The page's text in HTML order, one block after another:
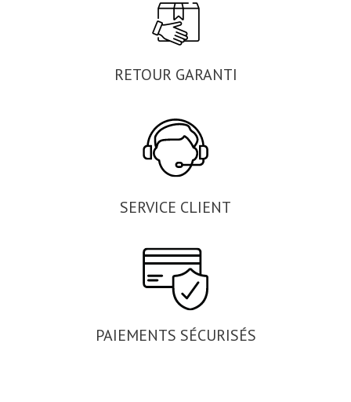
RETOUR GARANTI
SERVICE CLIENT
PAIEMENTS SÉCURISÉS